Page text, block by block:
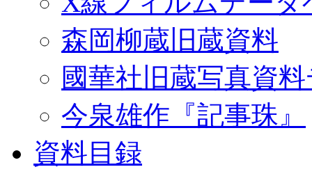
森岡柳蔵旧蔵資料
國華社旧蔵写真資
今泉雄作『記事珠』
資料目録